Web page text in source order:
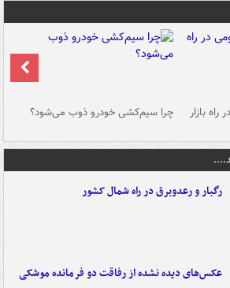
بازار چرا سیم‌کشی خودرو ذوب می‌شود؟
رگبار و رعدوبرق در راه شمال کشور
عکس‌های دیده نشده از رفاقت دو فرمانده‌ موشکی